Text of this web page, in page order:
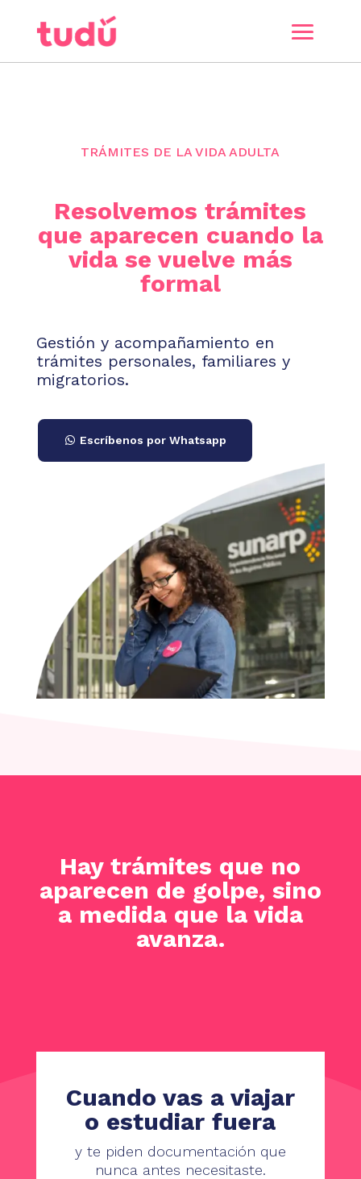
TRÁMITES DE LA VIDA ADULTA
Resolvemos trámites
que aparecen cuando la
vida se vuelve más
formal
Gestión y acompañamiento en
trámites personales, familiares y
migratorios.
Escríbenos por Whatsapp
Hay trámites que no
aparecen de golpe, sino
a medida que la vida
avanza.
Cuando vas a viajar
o estudiar fuera
y te piden documentación que
nunca antes necesitaste.